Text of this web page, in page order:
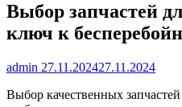
Выбор запчастей
ключ к
admin 27.11.202427.11.2024
Выбор качественных